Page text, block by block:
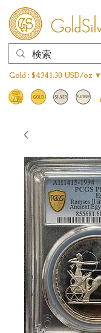
Gold : $4341.30 USD/oz ▼